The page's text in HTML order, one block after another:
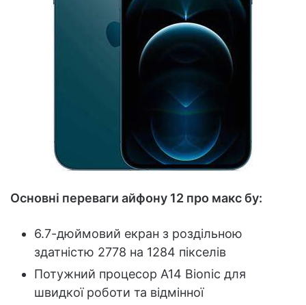
Основні переваги айфону 12 про макс бу:
6.7-дюймовий екран з роздільною
здатністю 2778 на 1284 пікселів
Потужний процесор A14 Bionic для
швидкої роботи та відмінної